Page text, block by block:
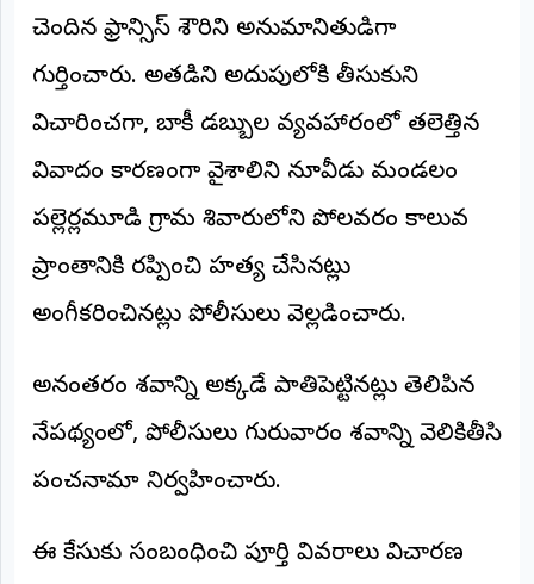
2026
NEWS
క్షణం
ప్రజల
పక్షం
చెందిన ఫ్రాన్సిస్ శౌరిని అనుమానితుడిగా
గుర్తించారు. అతడిని అదుపులోకి తీసుకుని
విచారించగా, బాకీ డబ్బుల వ్యవహారంలో తలెత్తిన
వివాదం కారణంగా వైశాలిని నూజివీడు మండలం
పల్లెర్లమూడి గ్రామ శివారులోని పోలవరం కాలువ
ప్రాంతానికి రప్పించి హత్య చేసినట్లు
అంగీకరించినట్లు పోలీసులు వెల్లడించారు.
అనంతరం శవాన్ని అక్కడే పాతిపెట్టినట్లు తెలిపిన
నేపథ్యంలో, పోలీసులు గురువారం శవాన్ని వెలికితీసి
పంచనామా నిర్వహించారు.
ఈ కేసుకు సంబంధించి పూర్తి వివరాలు విచారణ